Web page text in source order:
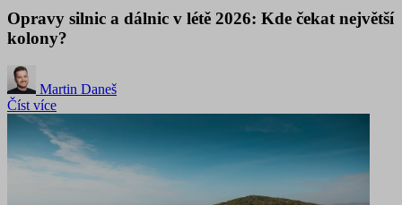
Opravy silnic a dálnic v létě 2026: Kde čekat největší
kolony?
Martin Daneš
Číst více